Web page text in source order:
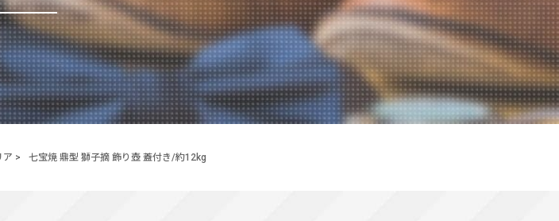
ア > 七宝焼 鼎型 獅子摘 飾り壺 蓋付き/約12kg